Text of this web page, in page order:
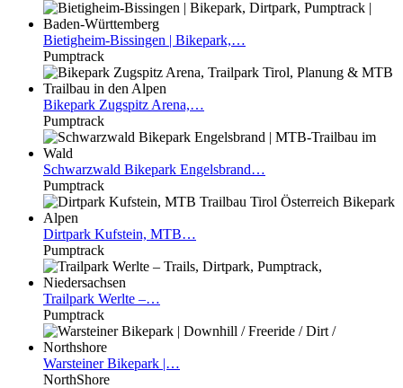
Bietigheim-Bissingen | Bikepark,…
Pumptrack
Bikepark Zugspitz Arena,…
Pumptrack
Schwarzwald Bikepark Engelsbrand…
Pumptrack
Dirtpark Kufstein, MTB…
Pumptrack
Trailpark Werlte –…
Pumptrack
WarsteinerBikepark |…
NorthShore